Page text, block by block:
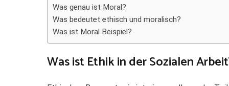
Was genau ist Moral?
Was bedeutet ethisch und moralisch?
Was ist Moral Beispiel?
Was ist Ethik in der Sozialen